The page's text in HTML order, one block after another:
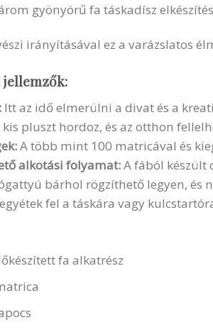
gyönyörű fa táskadísz
irányításával ez a varázslatos
Itt az idő elmerülni a divat és a
pluszt hordoz, és az otthon
A több mint 100 matricával és
alkotási folyamat:A fából készült
bárhol rögzíthető legyen, és
fel a táskára vagy
fa alkatrész